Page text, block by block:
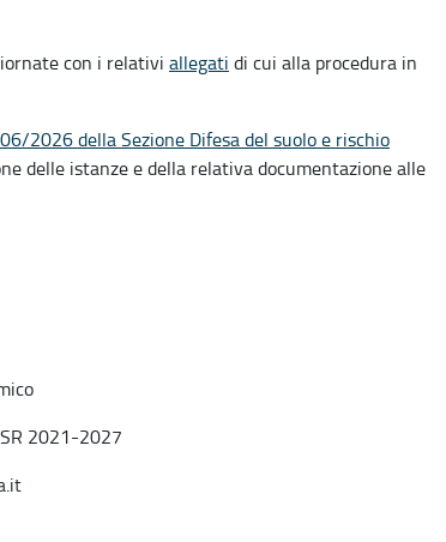
con i relativi allegati di cui alla procedura in
2026 della Sezione Difesa del suolo e rischio
delle istanze e della relativa documentazione alle
2021-2027